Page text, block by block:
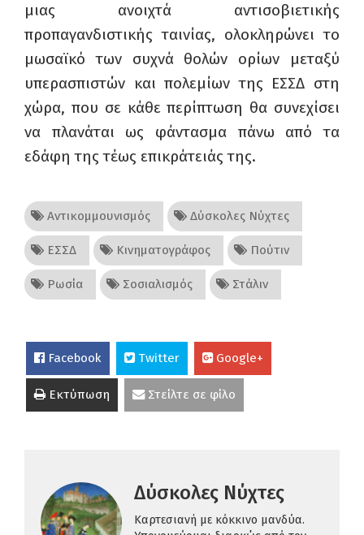
μιας ανοιχτά αντισοβιετικής
προπαγανδιστικής ταινίας, ολοκληρώνει το
μωσαϊκό των συχνά θολών ορίων μεταξύ
υπερασπιστών και πολεμίων της ΕΣΣΔ στη
χώρα, που σε κάθε περίπτωση θα συνεχίσει
να πλανάται ως φάντασμα πάνω από τα
εδάφη της τέως επικράτειάς της.
Αντικομμουνισμός Δύσκολες Νύχτες
ΕΣΣΔ Κινηματογράφος Πούτιν
Ρωσία Σοσιαλισμός Στάλιν
Facebook Twitter Google+
Εκτύπωση Στείλτε σε φίλο
Δύσκολες Νύχτες
Καρτεσιανή με κόκκινο μανδύα.